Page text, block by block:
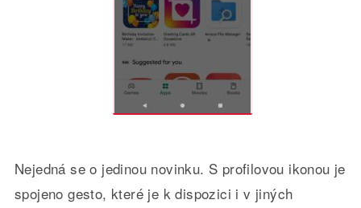
Nejedná se o jedinou novinku. S profilovou ikonou je
spojeno gesto, které je k dispozici i v jiných